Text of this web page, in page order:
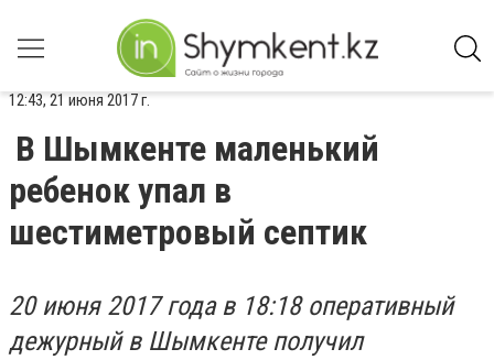
12:43, 21 июня 2017 г.
В Шымкенте маленький
ребенок упал в
шестиметровый септик
20 июня 2017 года в 18:18 оперативный
дежурный в Шымкенте получил